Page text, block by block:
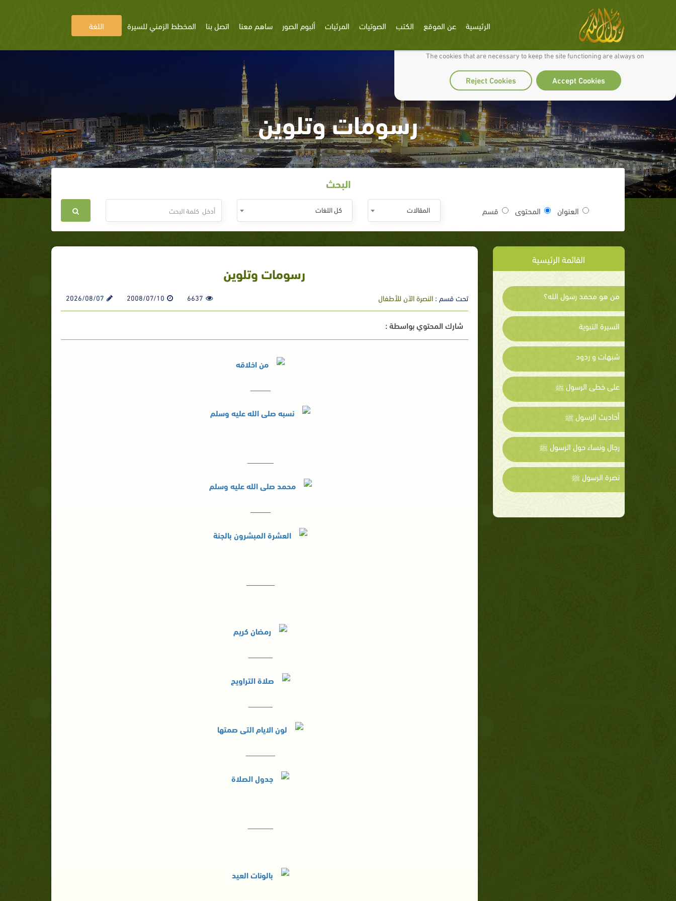
We use cookies to make our site work well for you and so we can continually improve it.
The cookies that are necessary to keep the site functioning are always on
Accept Cookies
Reject Cookies
الرئيسية عن الموقع الكتب الصوتيات المرئيات ألبوم الصور ساهم معنا اتصل بنا المخطط الزمني للسيرة اللغة
رسومات وتلوين
البحث
العنوان المحتوى قسم المقالات كل اللغات
القائمة الرئيسية
من هو محمد رسول الله؟
السيرة النبوية
شبهات و ردود
على خطى الرسول ﷺ
أحاديث الرسول ﷺ
رجال ونساء حول الرسول ﷺ
نصرة الرسول ﷺ
رسومات وتلوين
تحت قسم :النصرة الآن للأطفال 6637
2008/07/10
2026/08/07
شارك المحتوي بواسطة :